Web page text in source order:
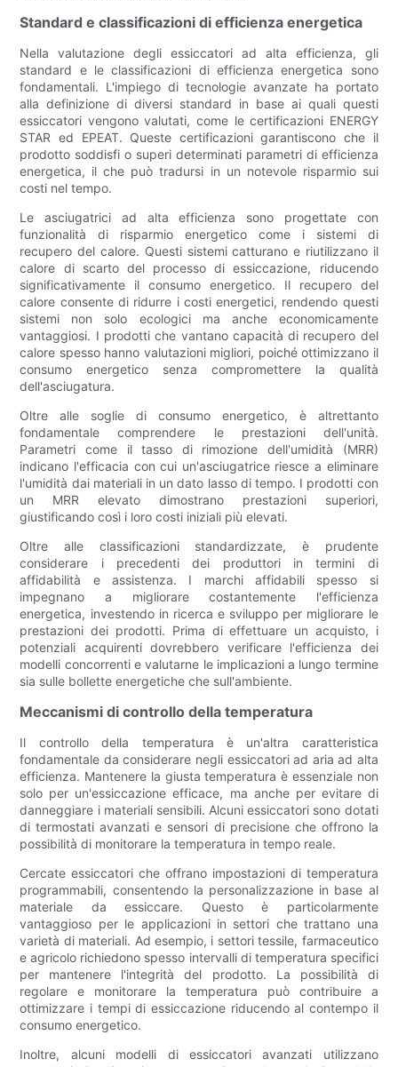
Standard e classificazioni di efficienza energetica
Nella valutazione degli essiccatori ad alta efficienza, gli
standard e le classificazioni di efficienza energetica sono
fondamentali. L'impiego di tecnologie avanzate ha portato
alla definizione di diversi standard in base ai quali questi
essiccatori vengono valutati, come le certificazioni ENERGY
STAR ed EPEAT. Queste certificazioni garantiscono che il
prodotto soddisfi o superi determinati parametri di efficienza
energetica, il che può tradursi in un notevole risparmio sui
costi nel tempo.
Le asciugatrici ad alta efficienza sono progettate con
funzionalità di risparmio energetico come i sistemi di
recupero del calore. Questi sistemi catturano e riutilizzano il
calore di scarto del processo di essiccazione, riducendo
significativamente il consumo energetico. Il recupero del
calore consente di ridurre i costi energetici, rendendo questi
sistemi non solo ecologici ma anche economicamente
vantaggiosi. I prodotti che vantano capacità di recupero del
calore spesso hanno valutazioni migliori, poiché ottimizzano il
consumo energetico senza compromettere la qualità
dell'asciugatura.
Oltre alle soglie di consumo energetico, è altrettanto
fondamentale comprendere le prestazioni dell'unità.
Parametri come il tasso di rimozione dell'umidità (MRR)
indicano l'efficacia con cui un'asciugatrice riesce a eliminare
l'umidità dai materiali in un dato lasso di tempo. I prodotti con
un MRR elevato dimostrano prestazioni superiori,
giustificando così i loro costi iniziali più elevati.
Oltre alle classificazioni standardizzate, è prudente
considerare i precedenti dei produttori in termini di
affidabilità e assistenza. I marchi affidabili spesso si
impegnano a migliorare costantemente l'efficienza
energetica, investendo in ricerca e sviluppo per migliorare le
prestazioni dei prodotti. Prima di effettuare un acquisto, i
potenziali acquirenti dovrebbero verificare l'efficienza dei
modelli concorrenti e valutarne le implicazioni a lungo termine
sia sulle bollette energetiche che sull'ambiente.
Meccanismi di controllo della temperatura
Il controllo della temperatura è un'altra caratteristica
fondamentale da considerare negli essiccatori ad aria ad alta
efficienza. Mantenere la giusta temperatura è essenziale non
solo per un'essiccazione efficace, ma anche per evitare di
danneggiare i materiali sensibili. Alcuni essiccatori sono dotati
di termostati avanzati e sensori di precisione che offrono la
possibilità di monitorare la temperatura in tempo reale.
Cercate essiccatori che offrano impostazioni di temperatura
programmabili, consentendo la personalizzazione in base al
materiale da essiccare. Questo è particolarmente
vantaggioso per le applicazioni in settori che trattano una
varietà di materiali. Ad esempio, i settori tessile, farmaceutico
e agricolo richiedono spesso intervalli di temperatura specifici
per mantenere l'integrità del prodotto. La possibilità di
regolare e monitorare la temperatura può contribuire a
ottimizzare i tempi di essiccazione riducendo al contempo il
consumo energetico.
Inoltre, alcuni modelli di essiccatori avanzati utilizzano